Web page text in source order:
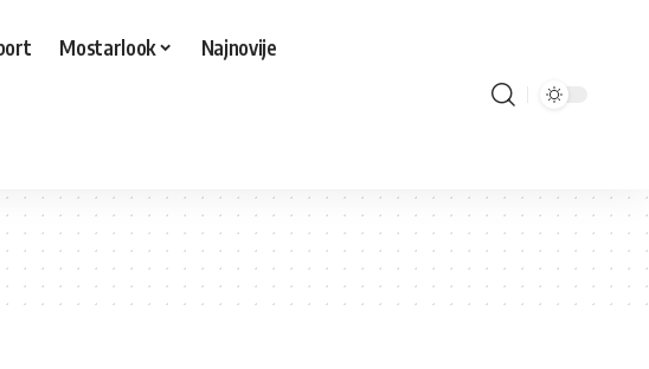
Mostarlook Najnovije